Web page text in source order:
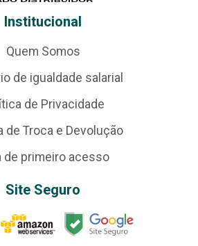
Institucional
Quem Somos
de igualdade salarial
de Privacidade
de Troca e Devolução
de primeiro acesso
Site Seguro